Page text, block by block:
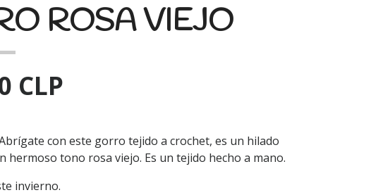
ROSA VIEJO
CLP
con este gorro tejido a crochet, es un hilado
hermoso tono rosa viejo. Es un tejido hecho a mano.
invierno.